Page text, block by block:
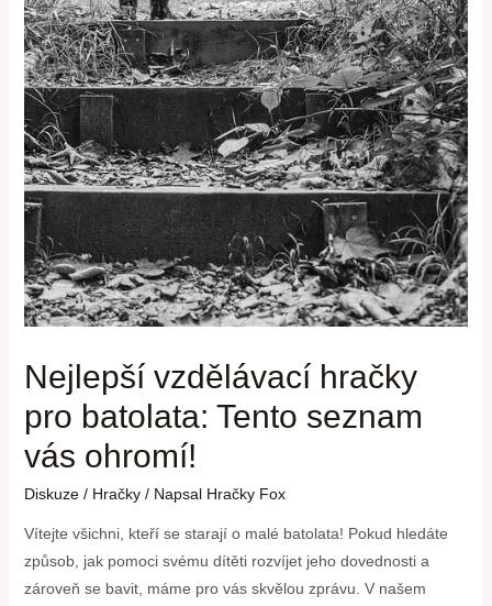
Nejlepší vzdělávací hračky
pro batolata: Tento seznam
vás ohromí!
Diskuze / Hračky/ Napsal Hračky Fox
Vítejte všichni, kteří se starají o malé batolata! Pokud hledáte
způsob, jak pomoci svému dítěti rozvíjet jeho dovednosti a
zároveň se bavit, máme pro vás skvělou zprávu. V našem